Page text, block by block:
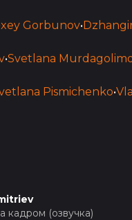
Gorbunov•
•Svetlana
Pismichenko•
кадром (озвучка)